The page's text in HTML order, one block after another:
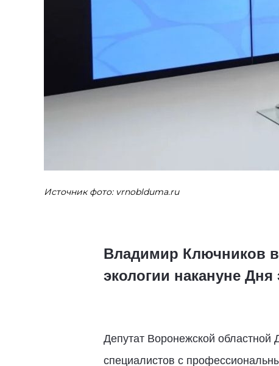
Источник фото: vrnoblduma.ru
Владимир Ключников
экологии накануне Дня
Депутат Воронежской
специалистов с